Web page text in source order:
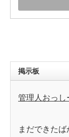
掲示板
管理人おっし
まだできた